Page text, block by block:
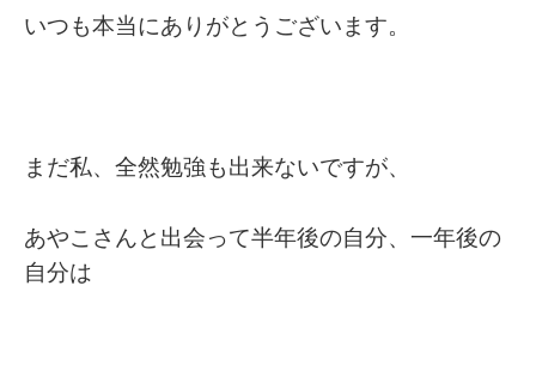
いつも本当にありがとうございます。
まだ私、全然勉強も出来ないですが、
あやこさんと出会って半年後の自分、一年後の
自分は